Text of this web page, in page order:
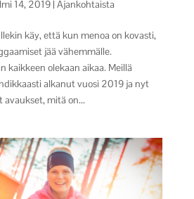
14, 2019| Ajankohtaista
käy, että kun menoa on kovasti,
jää vähemmälle.
kaikkeen olekaan aikaa. Meillä
alkanut vuosi 2019 ja nyt
avaukset, mitä on...